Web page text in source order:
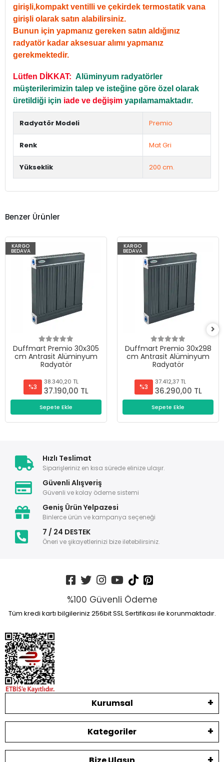
girişli,kompakt ventilli ve çekirdek termostatik vana
girişli olarak satın alabilirsiniz.
Bunun için yapmanız gereken satın aldığınız
radyatör kadar aksesuar alımı yapmanız
gerekmektedir.
Lütfen DİKKAT: Alüminyum radyatörler
müşterilerimizin talep ve isteğine göre özel olarak
üretildiği için iade ve değişim yapılamamaktadır.
Radyatör Modeli Premio
Renk Mat Gri
Yükseklik 200 cm.
Benzer Ürünler
KARGO
BEDAVA
Duffmart Premio 30x305
cm Antrasit Alüminyum
Radyatör
%3
38.340,20 TL
37.190,00 TL
Sepete Ekle
KARGO
BEDAVA
Duffmart Premio 30x298
cm Antrasit Alüminyum
Radyatör
%3
37.412,37 TL
36.290,00 TL
Sepete Ekle
Hızlı Teslimat
Siparişleriniz en kısa sürede elinize ulaşır.
Güvenli Alışveriş
Güvenli ve kolay ödeme sistemi
Geniş Ürün Yelpazesi
Binlerce ürün ve kampanya seçeneği
7 / 24 DESTEK
Öneri ve şikayetlerinizi bize iletebilirsiniz.
%100 Güvenli Ödeme
Tüm kredi kartı bilgileriniz 256bit SSL Sertifikası ile korunmaktadır.
Kurumsal
Kategoriler